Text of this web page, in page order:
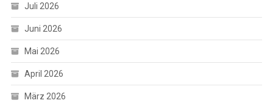
Juli 2026
Juni 2026
Mai 2026
April 2026
März 2026